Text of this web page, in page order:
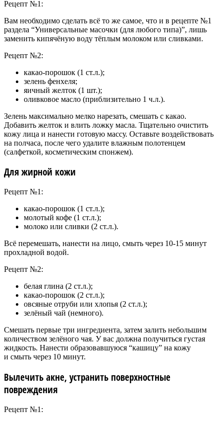
Рецепт №1:
Вам необходимо сделать всё то же самое, что и в рецепте №1
раздела “Универсальные масочки (для любого типа)”, лишь
заменить кипячёную воду тёплым молоком или сливками.
Рецепт №2:
какао-порошок (1 ст.л.);
зелень фенхеля;
яичный желток (1 шт.);
оливковое масло (приблизительно 1 ч.л.).
Зелень максимально мелко нарезать, смешать с какао.
Добавить желток и влить ложку масла. Тщательно очистить
кожу лица и нанести готовую массу. Оставьте воздействовать
на полчаса, после чего удалите влажным полотенцем
(салфеткой, косметическим спонжем).
Для жирной кожи
Рецепт №1:
какао-порошок (1 ст.л.);
молотый кофе (1 ст.л.);
молоко или сливки (2 ст.л.).
Всё перемешать, нанести на лицо, смыть через 10-15 минут
прохладной водой.
Рецепт №2:
белая глина (2 ст.л.);
какао-порошок (2 ст.л.);
овсяные отруби или хлопья (2 ст.л.);
зелёный чай (немного).
Смешать первые три ингредиента, затем залить небольшим
количеством зелёного чая. У вас должна получиться густая
жидкость. Нанести образовавшуюся “кашицу” на кожу
и смыть через 10 минут.
Вылечить акне, устранить поверхностные
повреждения
Рецепт №1: